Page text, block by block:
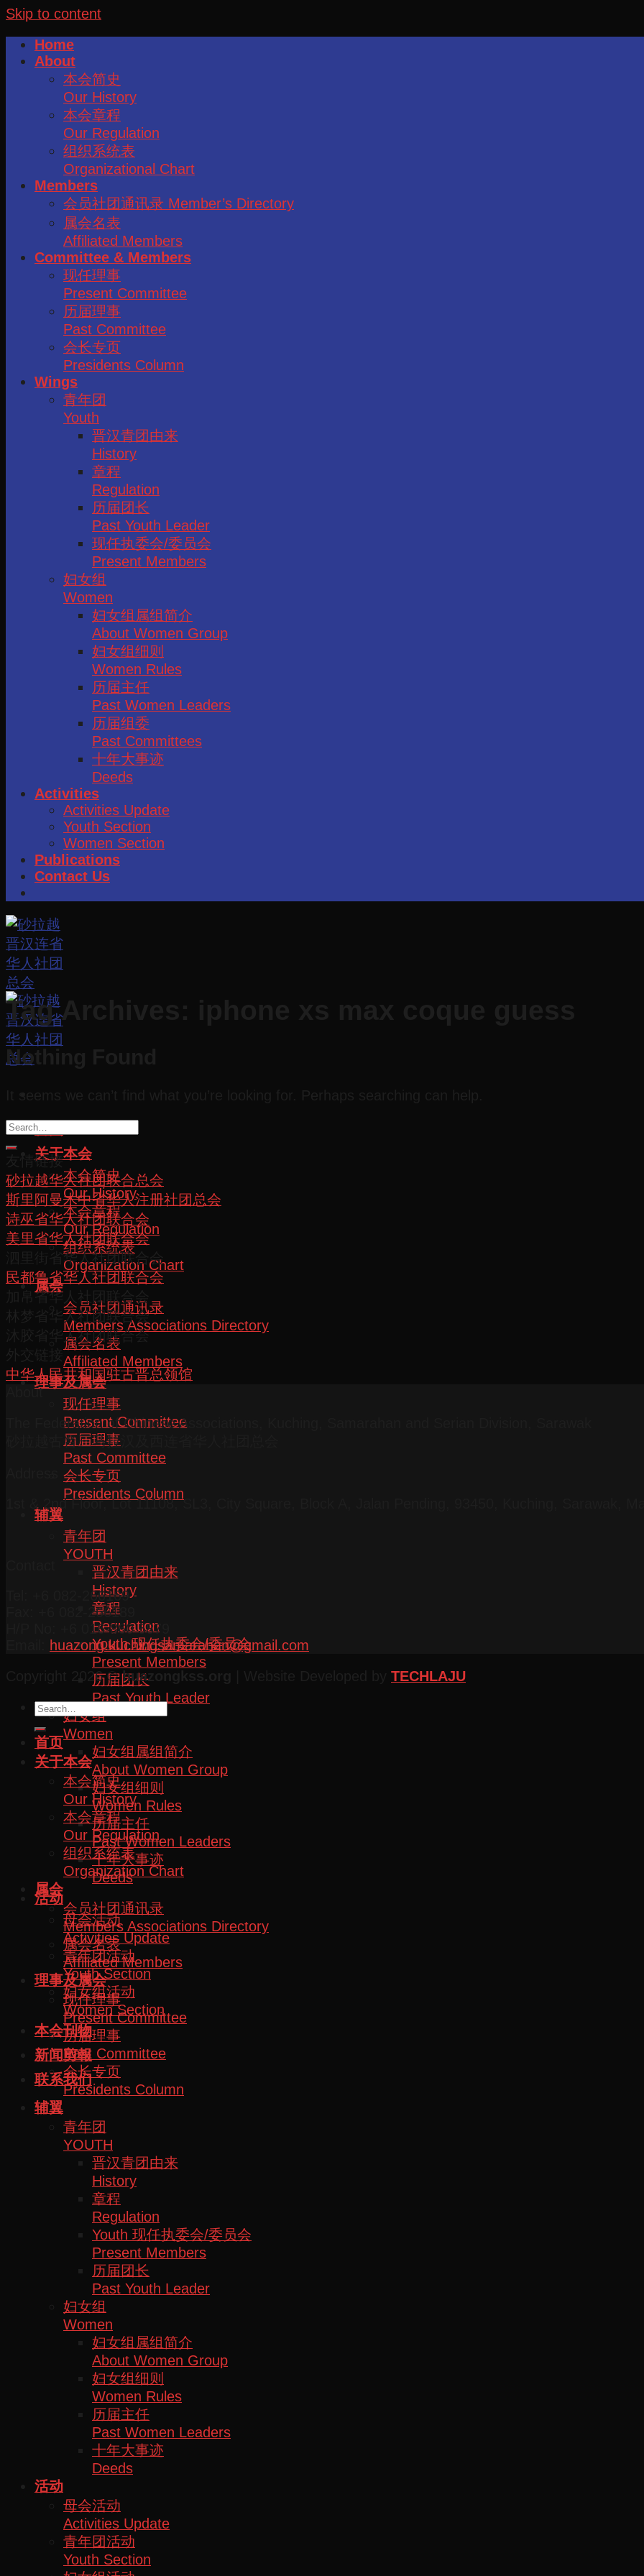
Skip to content
Home
About
本会简史
Our History
本会章程
Our Regulation
组织系统表
Organizational Chart
Members
会员社团通讯录 Member’s Directory
属会名表
Affiliated Members
Committee & Members
现任理事
Present Committee
历届理事
Past Committee
会长专页
Presidents Column
Wings
青年团
Youth
晋汉青团由来
History
章程
Regulation
历届团长
Past Youth Leader
现任执委会/委员会
Present Members
妇女组
Women
妇女组属组简介
About Women Group
妇女组细则
Women Rules
历届主任
Past Women Leaders
历届组委
Past Committees
十年大事迹
Deeds
Activities
Activities Update
Youth Section
Women Section
Publications
Contact Us
首页
关于本会
本会简史
Our History
本会章程
Our Regulation
组织系统表
Organization Chart
属会
会员社团通讯录
Members Associations Directory
属会名表
Affiliated Members
理事及属会
现任理事
Present Committee
历届理事
Past Committee
会长专页
Presidents Column
辅翼
青年团
YOUTH
晋汉青团由来
History
章程
Regulation
Youth 现任执委会/委员会
Present Members
历届团长
Past Youth Leader
妇女组
Women
妇女组属组简介
About Women Group
妇女组细则
Women Rules
历届主任
Past Women Leaders
十年大事迹
Deeds
活动
母会活动
Activities Update
青年团活动
Youth Section
妇女组活动
Women Section
本会刊物
新闻剪報
联系我们
Tag Archives:
Nothing Found
友情链接
砂拉越华人社团联合总会
斯里阿曼木中省华人注册社团总会
诗巫省华人社团联合会
美里省华人社团联合会
泗里街省华人社团联合会
民都鲁省华人社团联合会
加帛省华人社团联合会
林梦省华人社团联合会
沐胶省华人社团联合会
中华人民共和国驻古晋总领馆
About
The Federation of Chinese Associations, Kuching, Samarahan and Serian Division, Sarawak
砂拉越古晋三马拉汉及西连省华人社团总会
1st & 2nd Floor, Lot 11108, SL3, City Square, Block A, Jalan Pending, 93450, Kuching, Sarawak,
Tel: +6 082-266169
Fax: +6 082-266189
H/P No: +6 016-860 5879
huazong.kuchingsamarahan@gmail.com
Copyright 2026 ©huazongkss.org TECHLAJU
首页
关于本会
本会简史
Our History
本会章程
Our Regulation
组织系统表
Organization Chart
属会
会员社团通讯录
Members Associations Directory
属会名表
Affiliated Members
理事及属会
现任理事
Present Committee
历届理事
Past Committee
会长专页
Presidents Column
辅翼
青年团
YOUTH
晋汉青团由来
History
章程
Regulation
Youth 现任执委会/委员会
Present Members
历届团长
Past Youth Leader
妇女组
Women
妇女组属组简介
About Women Group
妇女组细则
Women Rules
历届主任
Past Women Leaders
十年大事迹
Deeds
活动
母会活动
Activities Update
青年团活动
Youth Section